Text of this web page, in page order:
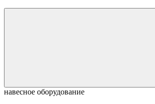
навесное оборудование